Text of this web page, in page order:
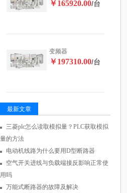
￥165920.00/台
变频器
￥197310.00/台
最新文章
三菱plc怎么读取模拟量？PLC获取模拟
量的方法
电动机线路为什么要用D型断路器
空气开关进线与负载端接反影响正常使
用吗
万能式断路器的故障及解决